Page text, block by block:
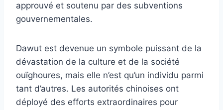
approuvé et soutenu par des subventions
gouvernementales.
Dawut est devenue un symbole puissant de la
dévastation de la culture et de la société
ouïghoures, mais elle n’est qu’un individu parmi
tant d’autres. Les autorités chinoises ont
déployé des efforts extraordinaires pour